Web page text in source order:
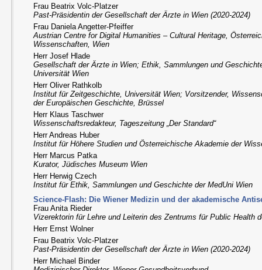
Frau Beatrix Volc-Platzer
Past-Präsidentin der Gesellschaft der Ärzte in Wien (2020-2024)
Frau Daniela Angetter-Pfeiffer
Austrian Centre for Digital Humanities – Cultural Heritage,
Wissenschaften, Wien
Herr Josef Hlade
Gesellschaft der Ärzte in Wien; Ethik, Sammlungen und
Universität Wien
Herr Oliver Rathkolb
Institut für Zeitgeschichte, Universität Wien; Vorsitzender,
der Europäischen Geschichte, Brüssel
Herr Klaus Taschwer
Wissenschaftsredakteur, Tageszeitung „Der Standard“
Herr Andreas Huber
Institut für Höhere Studien und Österreichische Akademie der
Herr Marcus Patka
Kurator, Jüdisches Museum Wien
Herr Herwig Czech
Institut für Ethik, Sammlungen und Geschichte der MedUni Wien
Science-Flash: Die Wiener Medizin und der akademische
Frau Anita Rieder
Vizerektorin für Lehre und Leiterin des Zentrums für Public Health
Herr Ernst Wolner
Frau Beatrix Volc-Platzer
Past-Präsidentin der Gesellschaft der Ärzte in Wien (2020-2024)
Herr Michael Binder